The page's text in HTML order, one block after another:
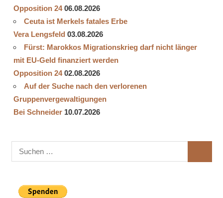
Opposition 24 06.08.2026
Ceuta ist Merkels fatales Erbe
Vera Lengsfeld 03.08.2026
Fürst: Marokkos Migrationskrieg darf nicht länger
mit EU-Geld finanziert werden
Opposition 24 02.08.2026
Auf der Suche nach den verlorenen
Gruppenvergewaltigungen
Bei Schneider 10.07.2026
Suchen
nach: